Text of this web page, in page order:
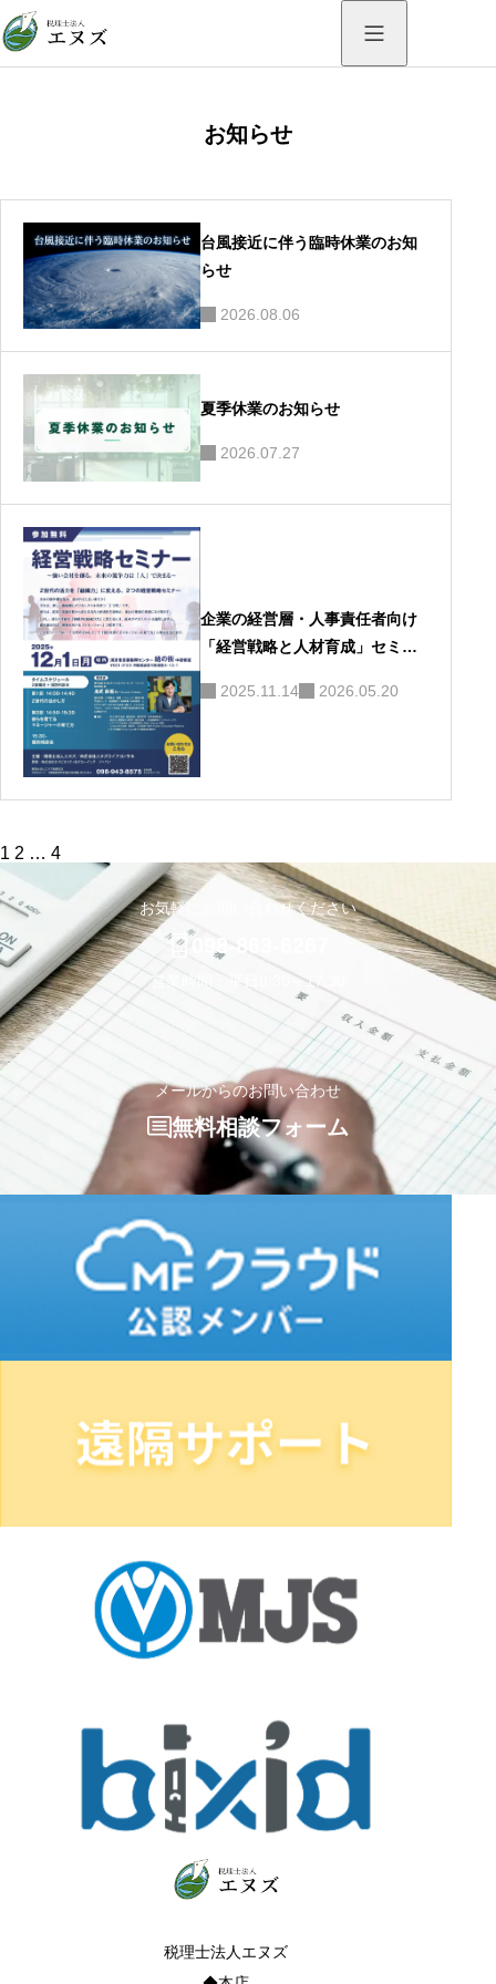
お知らせ
台風接近に伴う臨時休業のお知
らせ
2026.08.06
夏季休業のお知らせ
2026.07.27
企業の経営層・人事責任者向け
「経営戦略と人材育成」セミナ
2025.11.14
2026.05.20
投
稿
の
ペ
ジ
送
り
1 2 … 4
お気軽にお問い合わせください
098-863-6267
営業時間：平日8:30～17:30
メールからのお問い合わせ
無料相談フォーム
税理士法人エヌズ